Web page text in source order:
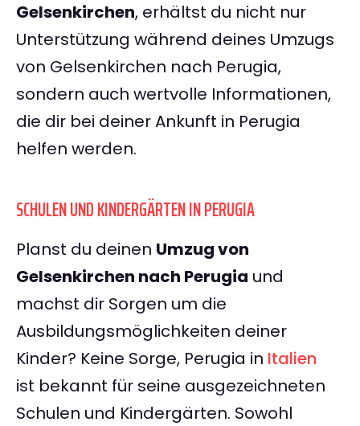
Gelsenkirchen, erhältst du nicht nur
Unterstützung während deines Umzugs
von Gelsenkirchen nach Perugia,
sondern auch wertvolle Informationen,
die dir bei deiner Ankunft in Perugia
helfen werden.
SCHULEN UND KINDERGÄRTEN IN PERUGIA
Planst du deinen Umzug von
Gelsenkirchen nach Perugia und
machst dir Sorgen um die
Ausbildungsmöglichkeiten deiner
Kinder? Keine Sorge, Perugia in Italien
ist bekannt für seine ausgezeichneten
Schulen und Kindergärten. Sowohl